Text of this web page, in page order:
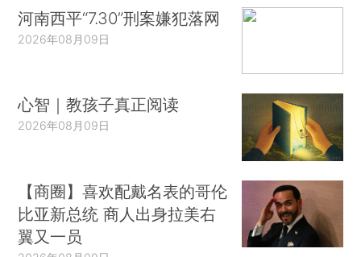
河南西平“7.30”刑案嫌犯落网
2026年08月09日
心智｜教孩子真正阅读
2026年08月09日
【商圈】喜欢配戴名表的哥伦
比亚新总统 商人出身拉美右
翼又一员